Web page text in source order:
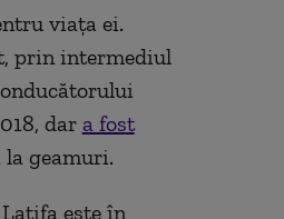
viaţa ei.
prin intermediul
dar a fost
geamuri.
este în